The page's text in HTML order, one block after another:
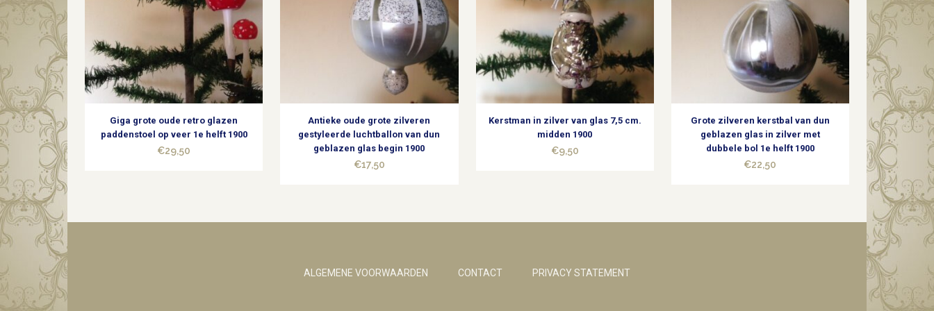
quantity
Giga grote oude retro glazen
paddenstoel op veer 1e helft 1900
€29,50
Antieke oude grote zilveren
gestyleerde luchtballon van dun
geblazen glas begin 1900
€17,50
Kerstman in zilver van glas 7,5 cm.
midden 1900
€9,50
Grote zilveren kerstbal van dun
geblazen glas in zilver met
dubbele bol 1e helft 1900
€22,50
ALGEMENE VOORWAARDEN CONTACT PRIVACY STATEMENT